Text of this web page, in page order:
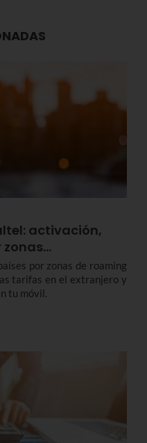
activación,
por zonas de roaming
tarifas en el extranjero y
tu móvil.